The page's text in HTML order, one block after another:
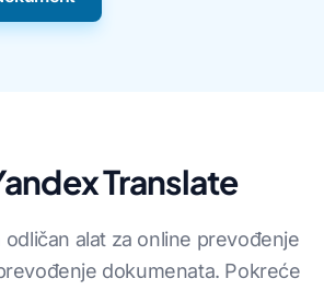
Translate
odličan alat za online prevođenje
dokumenata. Pokreće